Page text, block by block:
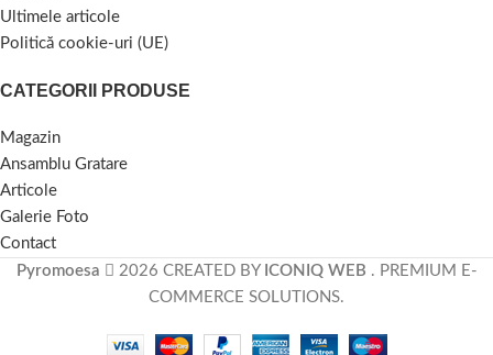
Ultimele articole
Politică cookie-uri (UE)
CATEGORII PRODUSE
Magazin
Ansamblu Gratare
Articole
Galerie Foto
Contact
Pyromoesa
2026 CREATED BY ICONIQ WEB . PREMIUM E-
COMMERCE SOLUTIONS.